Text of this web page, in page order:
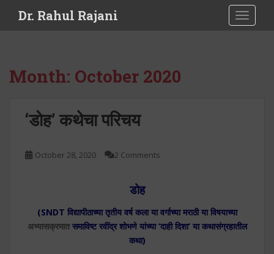
Dr. Rahul Rajani
Month: October 2020
‘डोह’ कथेचा परिचय
October 28, 2020 2 Comments
डोह
(SNDT विद्यापीठाच्या तृतीय वर्ष कला या वर्गाच्या मराठी या विषयाच्या
अभ्यासक्रमातसमाविष्ट रवींद्र शोभणे यांच्या ‘दाही दिशा’ या कथासंग्रहातील
कथा)